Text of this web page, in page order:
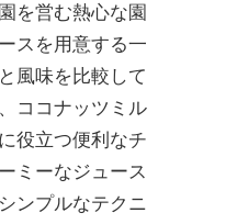
を営む熱心な園
スを用意する一
風味を比較して
ココナッツミル
役立つ便利なチ
ミーなジュース
ンプルなテクニ